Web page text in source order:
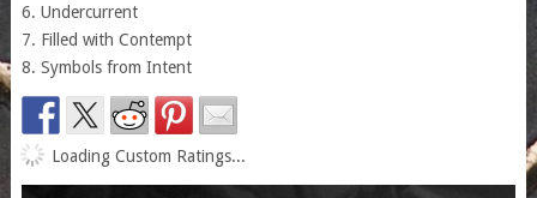
6. Undercurrent
7. Filled with Contempt
8. Symbols from Intent
Loading Custom Ratings...